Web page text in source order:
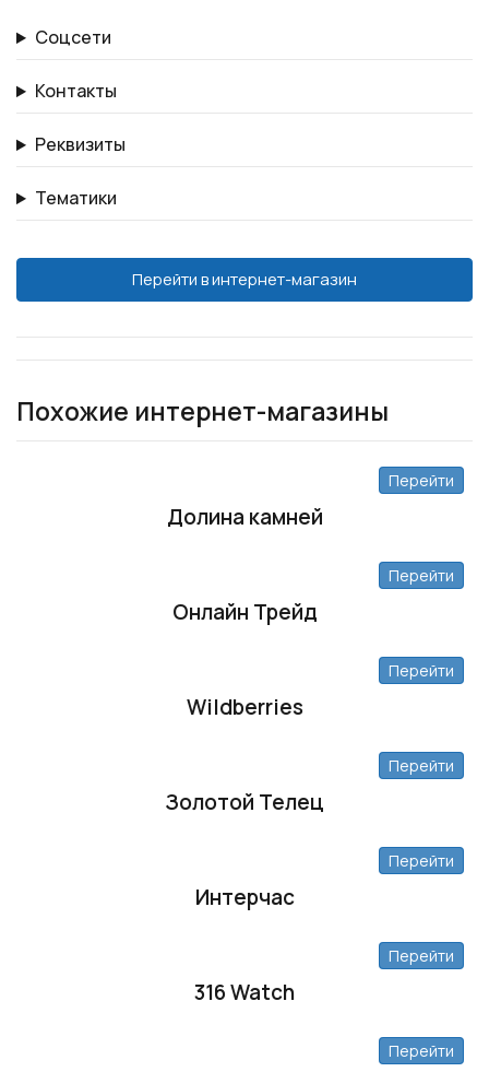
Соцсети
Контакты
Реквизиты
Тематики
Перейти в интернет-магазин
Похожие интернет-магазины
Долина камней
Перейти
Онлайн Трейд
Перейти
Wildberries
Перейти
Золотой Телец
Перейти
Интерчас
Перейти
316 Watch
Перейти
Перейти